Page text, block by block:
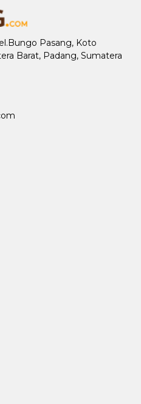
Pasang, Koto
Barat, Padang, Sumatera